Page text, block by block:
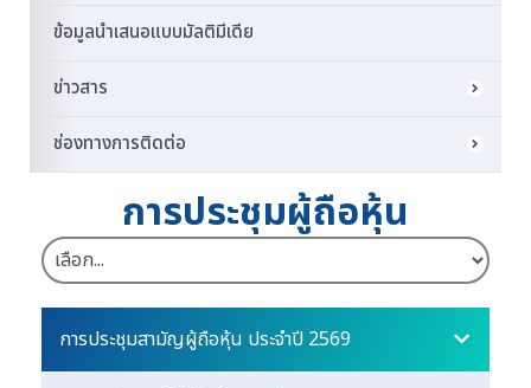
ข้อมูลนำเสนอแบบมัลติมีเดีย
ข่าวสาร
ช่องทางการติดต่อ
การประชุมผู้ถือหุ้น
การประชุมสามัญผู้ถือหุ้น ประจำปี 2569